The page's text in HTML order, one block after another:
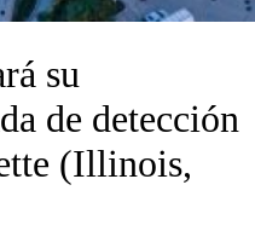
su
de detección
(Illinois,